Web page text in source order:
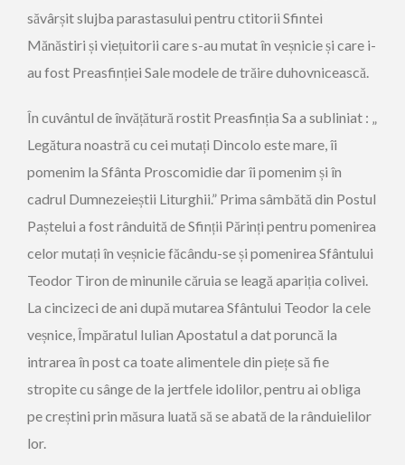
săvârșit slujba parastasului pentru ctitorii Sfintei
Mănăstiri și viețuitorii care s-au mutat în veșnicie și care i-
au fost Preasfinției Sale modele de trăire duhovnicească.
În cuvântul de învățătură rostit Preasfinția Sa a subliniat : „
Legătura noastră cu cei mutați Dincolo este mare, îi
pomenim la Sfânta Proscomidie dar îi pomenim și în
cadrul Dumnezeieștii Liturghii.” Prima sâmbătă din Postul
Paștelui a fost rânduită de Sfinții Părinți pentru pomenirea
celor mutați în veșnicie făcându-se și pomenirea Sfântului
Teodor Tiron de minunile căruia se leagă apariția colivei.
La cincizeci de ani după mutarea Sfântului Teodor la cele
veșnice, Împăratul Iulian Apostatul a dat poruncă la
intrarea în post ca toate alimentele din piețe să fie
stropite cu sânge de la jertfele idolilor, pentru ai obliga
pe creștini prin măsura luată să se abată de la rânduielilor
lor.